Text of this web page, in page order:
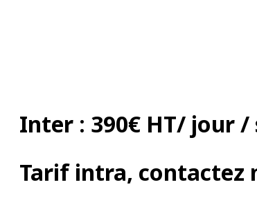
Inter : 390€ HT/ jour
Tarif intra, contactez